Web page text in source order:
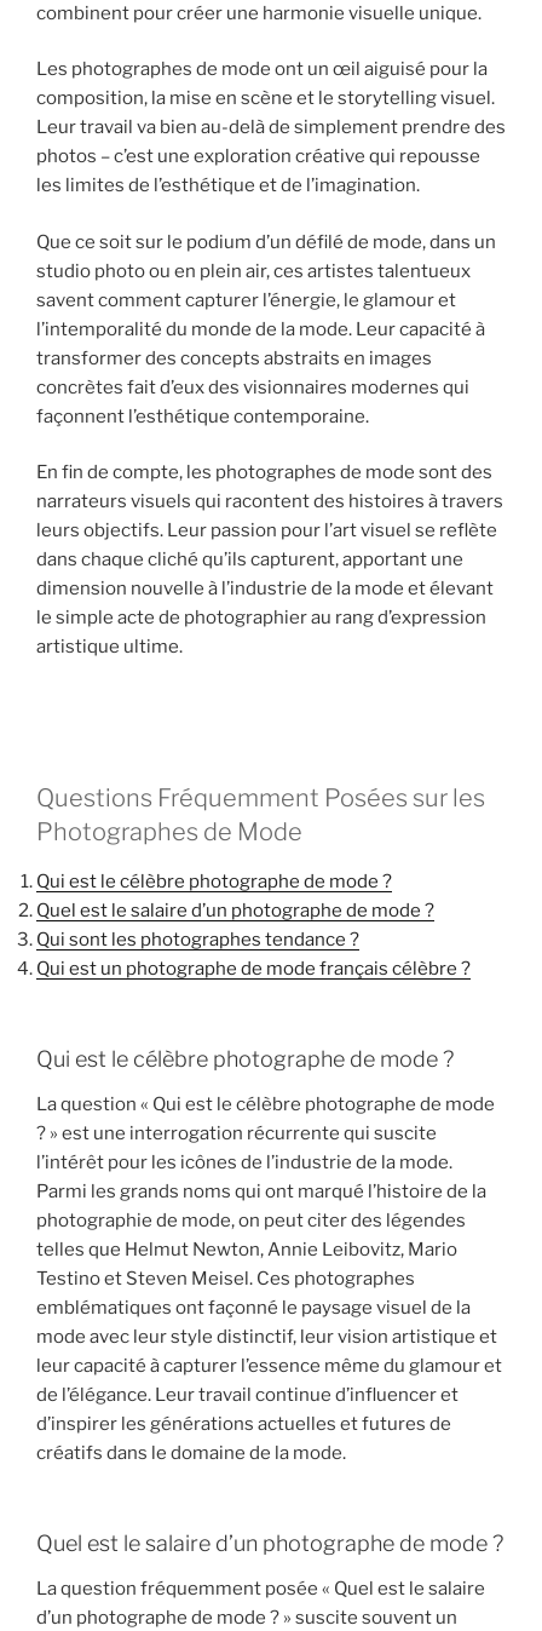
combinent pour créer une harmonie visuelle unique.
Les photographes de mode ont un œil aiguisé pour la
composition, la mise en scène et le storytelling visuel.
Leur travail va bien au-delà de simplement prendre des
photos – c’est une exploration créative qui repousse
les limites de l’esthétique et de l’imagination.
Que ce soit sur le podium d’un défilé de mode, dans un
studio photo ou en plein air, ces artistes talentueux
savent comment capturer l’énergie, le glamour et
l’intemporalité du monde de la mode. Leur capacité à
transformer des concepts abstraits en images
concrètes fait d’eux des visionnaires modernes qui
façonnent l’esthétique contemporaine.
En fin de compte, les photographes de mode sont des
narrateurs visuels qui racontent des histoires à travers
leurs objectifs. Leur passion pour l’art visuel se reflète
dans chaque cliché qu’ils capturent, apportant une
dimension nouvelle à l’industrie de la mode et élevant
le simple acte de photographier au rang d’expression
artistique ultime.
Questions Fréquemment Posées sur les
Photographes de Mode
Qui est le célèbre photographe de mode ?
Quel est le salaire d’un photographe de mode ?
Qui sont les photographes tendance ?
Qui est un photographe de mode français célèbre ?
Qui est le célèbre photographe de mode ?
La question « Qui est le célèbre photographe de mode
? » est une interrogation récurrente qui suscite
l’intérêt pour les icônes de l’industrie de la mode.
Parmi les grands noms qui ont marqué l’histoire de la
photographie de mode, on peut citer des légendes
telles que Helmut Newton, Annie Leibovitz, Mario
Testino et Steven Meisel. Ces photographes
emblématiques ont façonné le paysage visuel de la
mode avec leur style distinctif, leur vision artistique et
leur capacité à capturer l’essence même du glamour et
de l’élégance. Leur travail continue d’influencer et
d’inspirer les générations actuelles et futures de
créatifs dans le domaine de la mode.
Quel est le salaire d’un photographe de mode ?
La question fréquemment posée « Quel est le salaire
d’un photographe de mode ? » suscite souvent un